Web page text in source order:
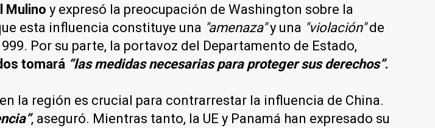
Mulino y expresó la preocupación de Washington sobre la
esta influencia constituye una "amenaza"y una "violación"de
Por su parte, la portavoz del Departamento de Estado,
tomará “las medidas necesarias para proteger sus derechos”.
la región es crucial para contrarrestar la influencia de China.
, aseguró. Mientras tanto, la UE y Panamá han expresado su